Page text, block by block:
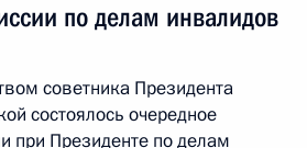
по делам инвалидов
советника Президента
состоялось очередное
при Президенте по делам